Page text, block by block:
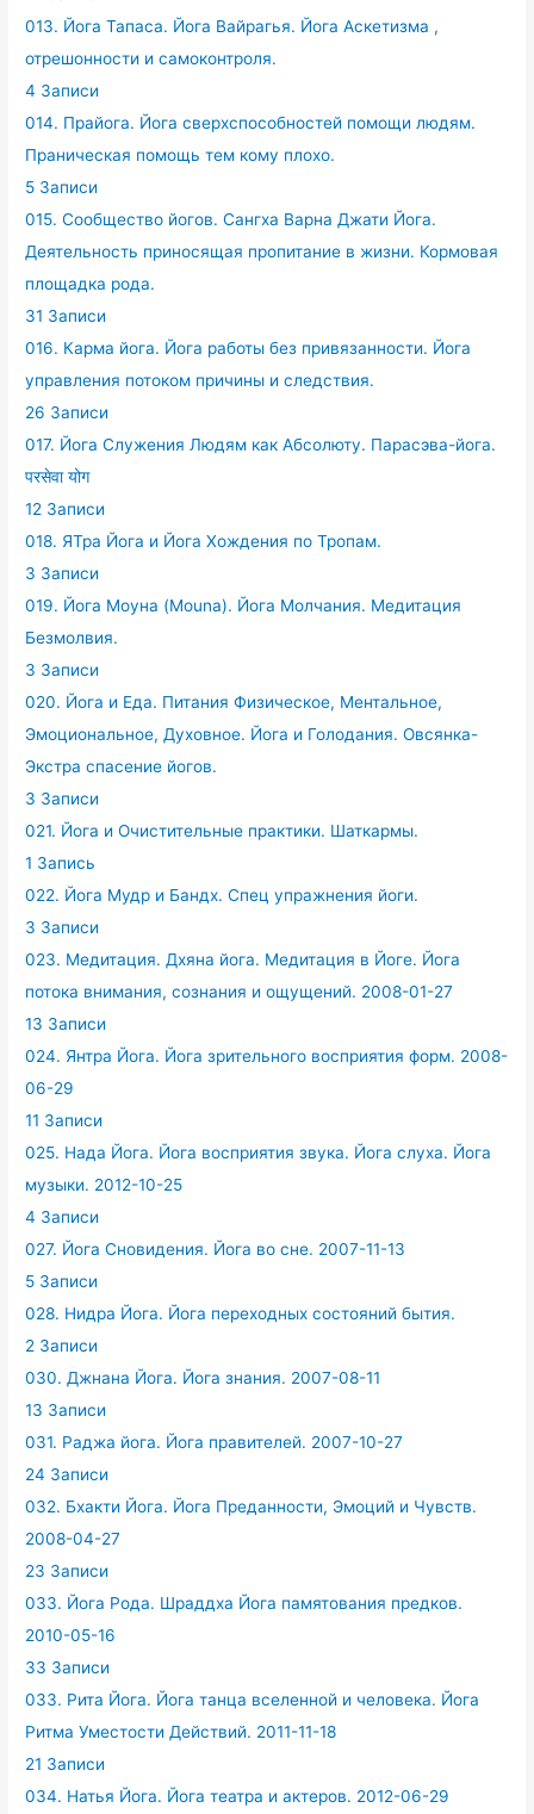
013. Йога Тапаса. Йога Вайрагья. Йога Аскетизма ,
отрешонности и самоконтроля.
4 Записи
014. Прайога. Йога сверхспособностей помощи людям.
Праническая помощь тем кому плохо.
5 Записи
015. Сообщество йогов. Сангха Варна Джати Йога.
Деятельность приносящая пропитание в жизни. Кормовая
площадка рода.
31 Записи
016. Карма йога. Йога работы без привязанности. Йога
управления потоком причины и следствия.
26 Записи
017. Йога Служения Людям как Абсолюту. Парасэва-йога.
परसेवा योग
12 Записи
018. ЯТра Йога и Йога Хождения по Тропам.
3 Записи
019. Йога Моуна (Mouna). Йога Молчания. Медитация
Безмолвия.
3 Записи
020. Йога и Еда. Питания Физическое, Ментальное,
Эмоциональное, Духовное. Йога и Голодания. Овсянка-
Экстра спасение йогов.
3 Записи
021. Йога и Очистительные практики. Шаткармы.
1 Запись
022. Йога Мудр и Бандх. Спец упражнения йоги.
3 Записи
023. Медитация. Дхяна йога. Медитация в Йоге. Йога
потока внимания, сознания и ощущений. 2008-01-27
13 Записи
024. Янтра Йога. Йога зрительного восприятия форм. 2008-
06-29
11 Записи
025. Нада Йога. Йога восприятия звука. Йога слуха. Йога
музыки. 2012-10-25
4 Записи
027. Йога Сновидения. Йога во сне. 2007-11-13
5 Записи
028. Нидра Йога. Йога переходных состояний бытия.
2 Записи
030. Джнана Йога. Йога знания. 2007-08-11
13 Записи
031. Раджа йога. Йога правителей. 2007-10-27
24 Записи
032. Бхакти Йога. Йога Преданности, Эмоций и Чувств.
2008-04-27
23 Записи
033. Йога Рода. Шраддха Йога памятования предков.
2010-05-16
33 Записи
033. Рита Йога. Йога танца вселенной и человека. Йога
Ритма Уместости Действий. 2011-11-18
21 Записи
034. Натья Йога. Йога театра и актеров. 2012-06-29